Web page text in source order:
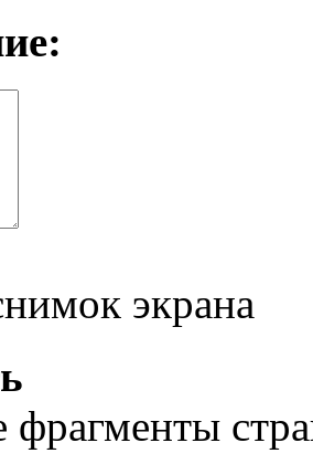
экрана
фрагменты